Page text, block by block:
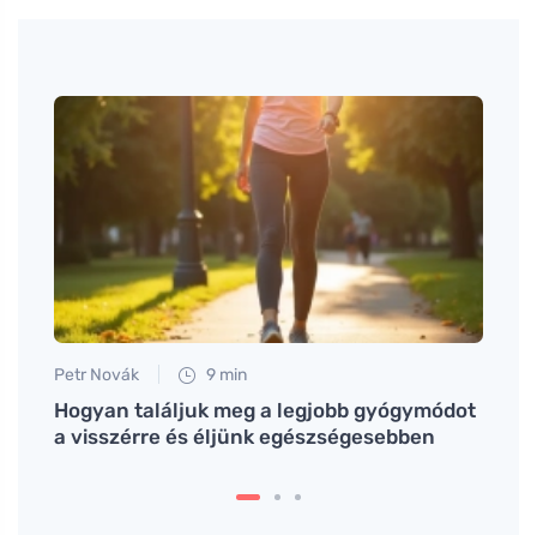
Petr Novák 9 min
Hogyan találjuk meg a legjobb gyógymódot
a visszérre és éljünk egészségesebben